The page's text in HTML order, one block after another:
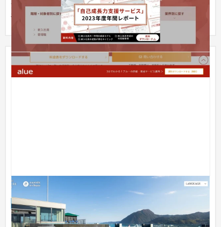
法人向け人材育成・社員研修サービスを行う、アルー株式会社
様のコーポレートサイト制作を行いました。
【大分県】アマネク別府ゆらり 様
企業サイト ホテル
「別府全体がアマネクのダイニング」というコンセプトのもと